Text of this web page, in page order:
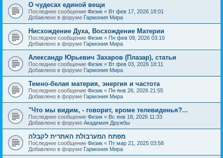
О чудесах единой вещи
Последнее сообщение Физик « Вт фев 17, 2026 18:01
Добавлено в форуме Гармония Мира
Нисхождение Духа, Восхождение Материи
Последнее сообщение Физик « Пн фев 09, 2026 03:10
Добавлено в форуме Гармония Мира
Александр Юрьевич Захаров (Плазар), статьи
Последнее сообщение Физик « Вт фев 03, 2026 18:11
Добавлено в форуме Гармония Мира
Темно-белая материя, энергия и частота
Последнее сообщение Физик « Пн янв 26, 2026 21:55
Добавлено в форуме Гармония Мира
"Что мы видим, - говорит, кроме телевиденья?...
Последнее сообщение Физик « Вс янв 18, 2026 11:33
Добавлено в форуме Академия Дружбы
מפתח המערבולת האתרית לקבלה
Последнее сообщение Физик « Пт мар 21, 2025 03:58
Добавлено в форуме Гармония Мира